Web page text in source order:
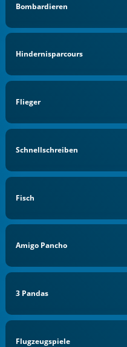
Bombardieren
Hindernisparcours
Flieger
Schnellschreiben
Fisch
Amigo Pancho
3 Pandas
Flugzeugspiele